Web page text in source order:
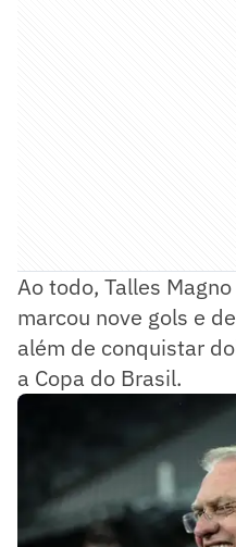
Ao todo, Talles
marcou nove gols e
além de conquistar
a Copa do Brasil.